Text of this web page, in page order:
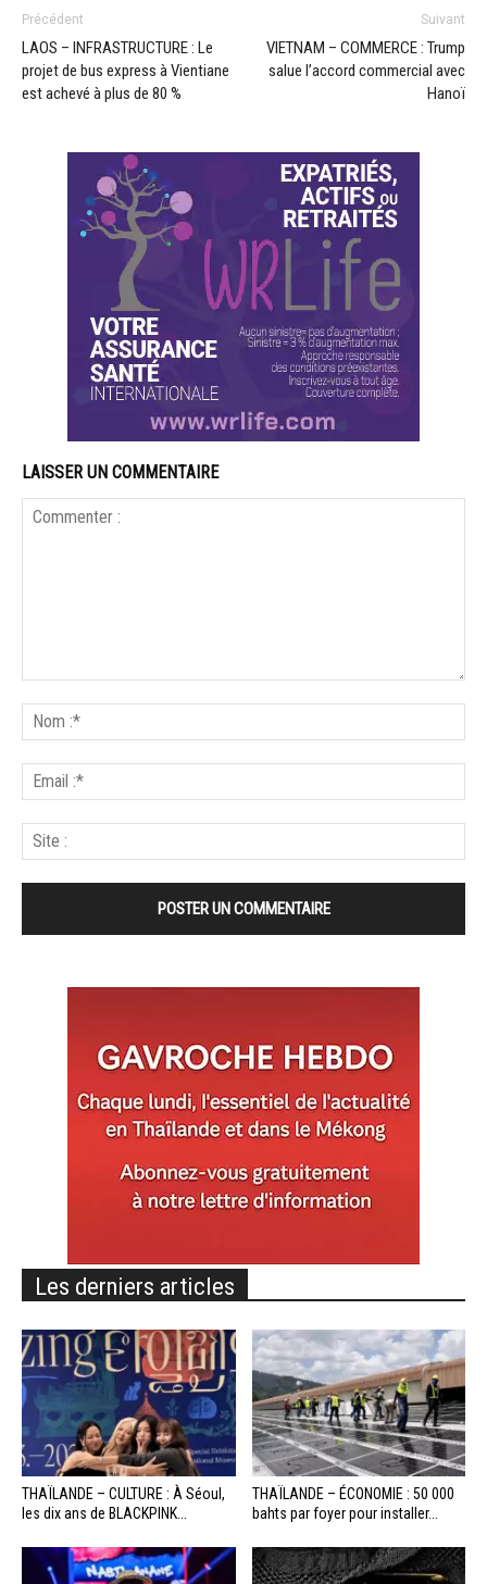
Précédent
LAOS – INFRASTRUCTURE : Le
projet de bus express à Vientiane
est achevé à plus de 80 %
Suivant
VIETNAM – COMMERCE : Trump
salue l’accord commercial avec
Hanoï
LAISSER UN COMMENTAIRE
Les derniers articles
THAÏLANDE – CULTURE : À Séoul,
les dix ans de BLACKPINK...
THAÏLANDE – ÉCONOMIE : 50 000
bahts par foyer pour installer...